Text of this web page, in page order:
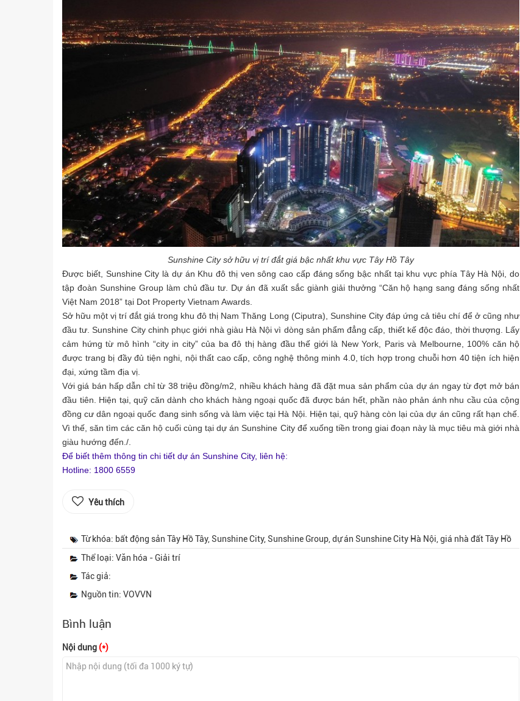
Sunshine City sở hữu vị trí đắt giá bậc nhất khu vực Tây Hồ Tây
Được biết, Sunshine City là dự án Khu đô thị ven sông cao cấp đáng sống bậc nhất tại khu vực phía Tây Hà Nội, do
tập đoàn Sunshine Group làm chủ đầu tư. Dự án đã xuất sắc giành giải thưởng “Căn hộ hạng sang đáng sống nhất
Việt Nam 2018” tại Dot Property Vietnam Awards.
Sở hữu một vị trí đắt giá trong khu đô thị Nam Thăng Long (Ciputra), Sunshine City đáp ứng cả tiêu chí để ở cũng như
đầu tư. Sunshine City chinh phục giới nhà giàu Hà Nội vì dòng sản phẩm đẳng cấp, thiết kế độc đáo, thời thượng. Lấy
cảm hứng từ mô hình “city in city” của ba đô thị hàng đầu thế giới là New York, Paris và Melbourne, 100% căn hộ
được trang bị đầy đủ tiện nghi, nội thất cao cấp, công nghệ thông minh 4.0, tích hợp trong chuỗi hơn 40 tiện ích hiện
đại, xứng tầm địa vị.
Với giá bán hấp dẫn chỉ từ 38 triệu đồng/m2, nhiều khách hàng đã đặt mua sản phẩm của dự án ngay từ đợt mở bán
đầu tiên. Hiện tại, quỹ căn dành cho khách hàng ngoại quốc đã được bán hết, phần nào phản ánh nhu cầu của cộng
đồng cư dân ngoại quốc đang sinh sống và làm việc tại Hà Nội. Hiện tại, quỹ hàng còn lại của dự án cũng rất hạn chế.
Vì thế, săn tìm các căn hộ cuối cùng tại dự án Sunshine City để xuống tiền trong giai đoạn này là mục tiêu mà giới nhà
giàu hướng đến./.
Để biết thêm thông tin chi tiết dự án Sunshine City, liên hệ:
Hotline: 1800 6559
Yêu thích
Từ khóa: bất động sản Tây Hồ Tây, Sunshine City, Sunshine Group, dự án Sunshine City Hà Nội, giá nhà đất Tây Hồ
Thể loại: Văn hóa - Giải trí
Tác giả:
Nguồn tin: VOVVN
Bình luận
Nội dung (*)